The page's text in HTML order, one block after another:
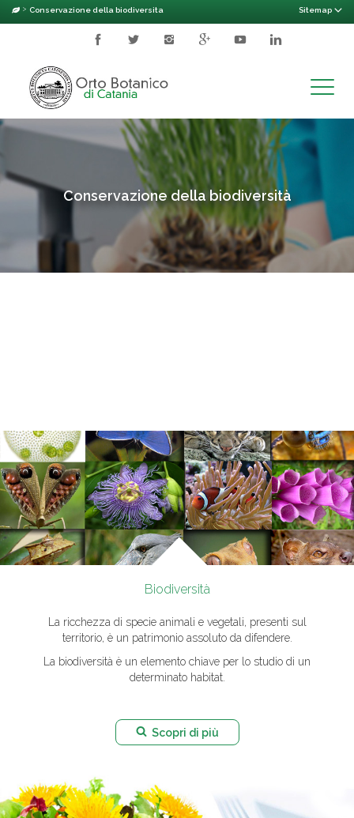
> Conservazione della biodiversita Sitemap
Toggle
Conservazione della biodiversità
Biodiversità
La ricchezza di specie animali e vegetali, presenti sul
territorio, è un patrimonio assoluto da difendere.
La biodiversità è un elemento chiave per lo studio di un
determinato habitat.
Scopri di più